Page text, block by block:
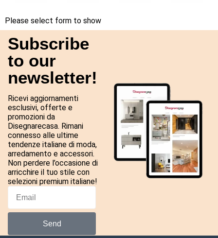
Please select form to show
Subscribe
to our
newsletter!
Ricevi aggiornamenti
esclusivi, offerte e
promozioni da
Disegnarecasa. Rimani
connesso alle ultime
tendenze italiane di moda,
arredamento e accessori.
Non perdere l’occasione di
arricchire il tuo stile con
selezioni premium italiane!
Send